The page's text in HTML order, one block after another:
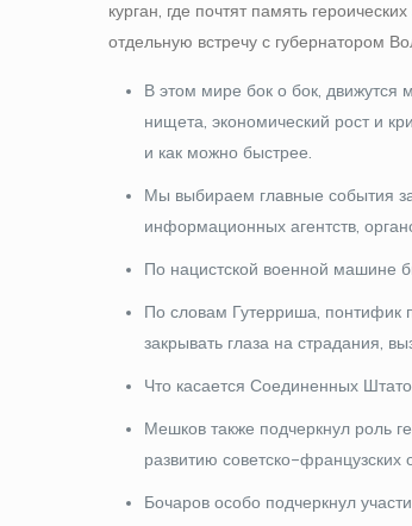
курган, где почтят память
отдельную встречу с губернатором
В этом мире бок о бок, движутся
нищета, экономический рост и
и как можно быстрее.
Мы выбираем главные события
информационных агентств,
По нацистской военной машине
По словам Гутерриша, понтифик
закрывать глаза на страдания,
Что касается Соединенных
Мешков также подчеркнул роль
развитию советско-
Бочаров особо подчеркнул